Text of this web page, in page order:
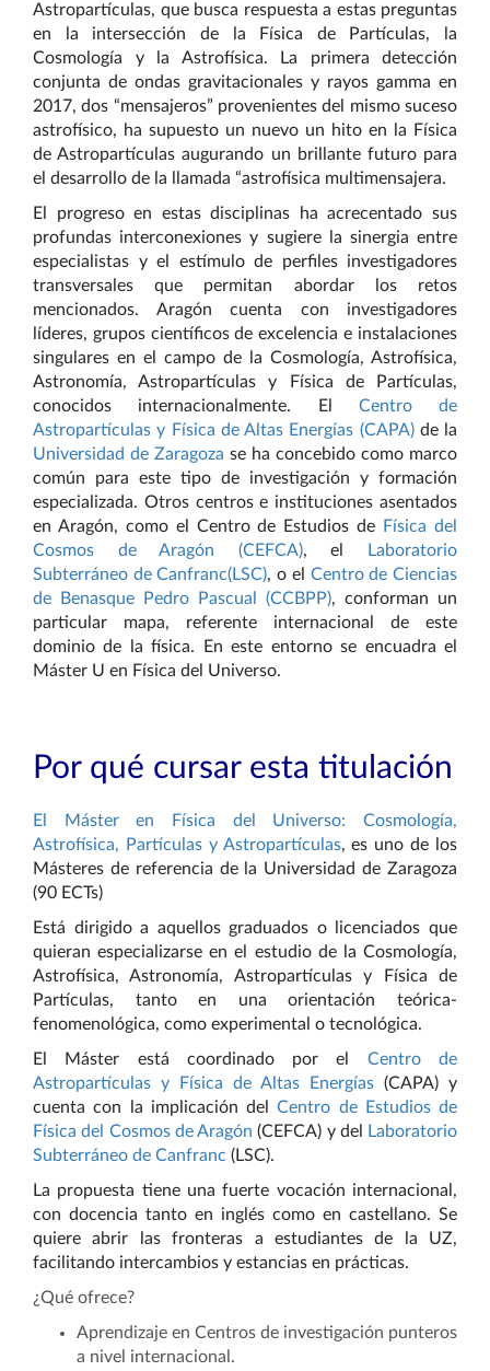
Astropartículas, que busca respuesta a estas preguntas
en la intersección de la Física de Partículas, la
Cosmología y la Astrofísica. La primera detección
conjunta de ondas gravitacionales y rayos gamma en
2017, dos “mensajeros” provenientes del mismo suceso
astrofísico, ha supuesto un nuevo un hito en la Física
de Astropartículas augurando un brillante futuro para
el desarrollo de la llamada “astrofísica multimensajera.
El progreso en estas disciplinas ha acrecentado sus
profundas interconexiones y sugiere la sinergia entre
especialistas y el estímulo de perfiles investigadores
transversales que permitan abordar los retos
mencionados. Aragón cuenta con investigadores
líderes, grupos científicos de excelencia e instalaciones
singulares en el campo de la Cosmología, Astrofísica,
Astronomía, Astropartículas y Física de Partículas,
conocidos internacionalmente. El Centro de
Astropartículas y Física de Altas Energías (CAPA)de la
Universidad de Zaragoza se ha concebido como marco
común para este tipo de investigación y formación
especializada. Otros centros e instituciones asentados
en Aragón, como el Centro de Estudios de
Física del
Cosmos de Aragón (CEFCA), el
Laboratorio
Subterráneo de Canfranc(LSC), o el Centro de Ciencias
de Benasque Pedro Pascual (CCBPP), conforman un
particular mapa, referente internacional de este
dominio de la física. En este entorno se encuadra el
Máster U en Física del Universo.
Por qué cursar esta titulación
El Máster en Física del Universo: Cosmología,
Astrofísica, Partículas y Astropartículas, es uno de los
Másteres de referencia de la Universidad de Zaragoza
(90 ECTs)
Está dirigido a aquellos graduados o licenciados que
quieran especializarse en el estudio de la Cosmología,
Astrofísica, Astronomía, Astropartículas y Física de
Partículas, tanto en una orientación teórica-
fenomenológica, como experimental o tecnológica.
El Máster está coordinado por el Centro de
Astropartículas y Física de Altas Energías (CAPA) y
cuenta con la implicación delCentro de Estudios de
Física del Cosmos de Aragón (CEFCA) y del
Laboratorio
Subterráneo de Canfranc (LSC).
La propuesta tiene una fuerte vocación internacional,
con docencia tanto en inglés como en castellano. Se
quiere abrir las fronteras a estudiantes de la UZ,
facilitando intercambios y estancias en prácticas.
¿Qué ofrece?
Aprendizaje en Centros de investigación punteros
a nivel internacional.